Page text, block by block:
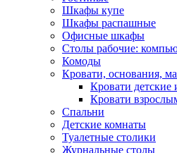
Шкафы купе
Шкафы распашные
Офисные шкафы
Столы рабочие:
Комоды
Кровати, основания,
Кровати детские
Кровати
Спальни
Детские комнаты
Туалетные столики
Журнальные столы